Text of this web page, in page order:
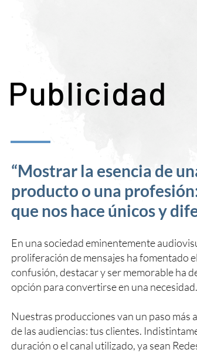
Publicidad
“Mostrar la esencia de
producto o una
que nos hace únicos y
En una sociedad eminentemente
proliferación de mensajes ha fomentado
confusión, destacar y ser memorable ha
opción para convertirse en una necesidad.
Nuestras producciones van un paso más
de las audiencias: tus clientes.
duración o el canal utilizado, ya sean